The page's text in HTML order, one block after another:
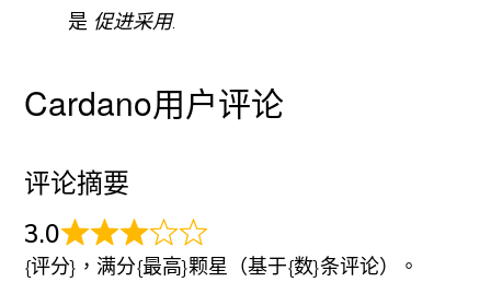
是 促进采用.
Cardano用户评论
评论摘要
3.0
{评分}，满分{最高}颗星（基于{数}条评论）。